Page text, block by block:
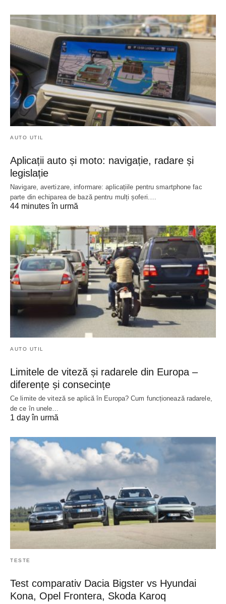
AUTO UTIL
Aplicații auto și moto: navigație, radare și
legislație
Navigare, avertizare, informare: aplicațiile pentru smartphone fac
parte din echiparea de bază pentru mulți șoferi.…
44 minutes în urmă
AUTO UTIL
Limitele de viteză și radarele din Europa –
diferențe și consecințe
Ce limite de viteză se aplică în Europa? Cum funcționează radarele,
de ce în unele…
1 day în urmă
TESTE
Test comparativ Dacia Bigster vs Hyundai
Kona, Opel Frontera, Skoda Karoq